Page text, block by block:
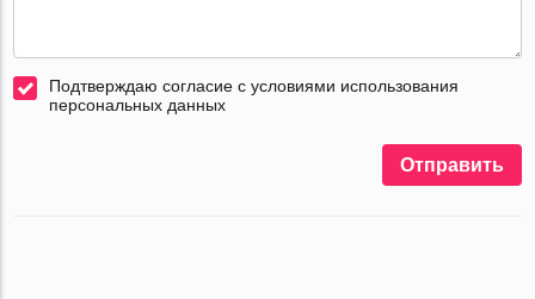
Подтверждаю согласие с условиями использования
персональных данных
Отправить